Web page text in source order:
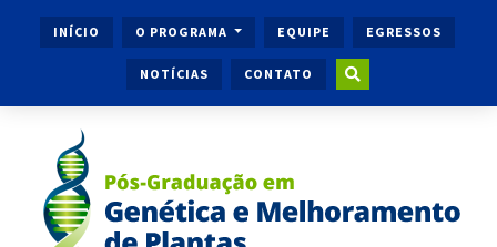
INÍCIO O PROGRAMA EQUIPE EGRESSOS
NOTÍCIAS CONTATO